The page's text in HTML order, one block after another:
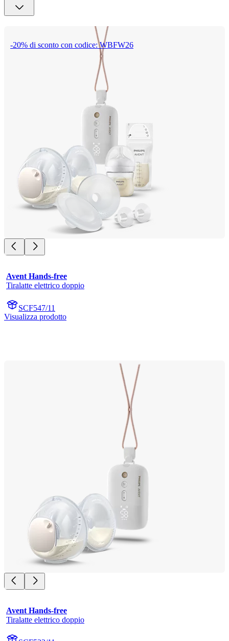
-20% di sconto con codice: WBFW26
Avent Hands-free
Tiralatte elettrico doppio
SCF547/11
Visualizza prodotto
Avent Hands-free
Tiralatte elettrico doppio